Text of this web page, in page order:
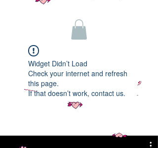
Widget Didn’t Load
Check your internet and refresh
this page.
If that doesn’t work, contact us.